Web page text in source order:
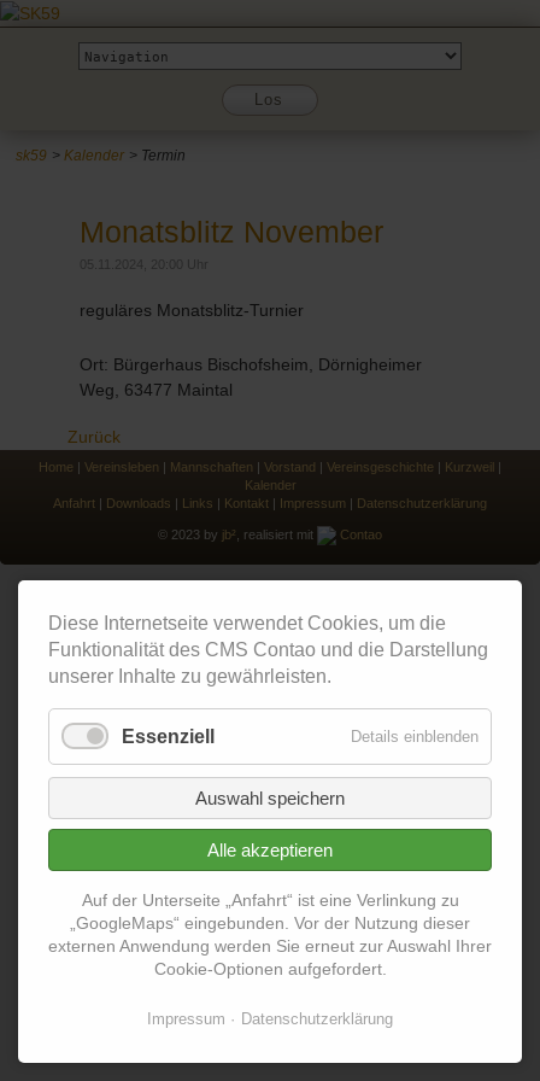
Zielseite
Los
sk59 Kalender Termin
Monatsblitz November
05.11.2024, 20:00 Uhr
reguläres Monatsblitz-Turnier
Ort: Bürgerhaus Bischofsheim, Dörnigheimer
Weg, 63477 Maintal
Zurück
Home Vereinsleben Mannschaften Vorstand Vereinsgeschichte Kurzweil
Kalender
Anfahrt
Downloads Links Kontakt Impressum Datenschutzerklärung
© 2023 by jb² , realisiert mit Contao
Diese Internetseite verwendet Cookies, um die
Funktionalität des CMS Contao und die Darstellung
unserer Inhalte zu gewährleisten.
Essenziell Details einblenden
Auswahl speichern
Alle akzeptieren
Auf der Unterseite „Anfahrt“ ist eine Verlinkung zu
„GoogleMaps“ eingebunden. Vor der Nutzung dieser
externen Anwendung werden Sie erneut zur Auswahl Ihrer
Cookie-Optionen aufgefordert.
Impressum Datenschutzerklärung